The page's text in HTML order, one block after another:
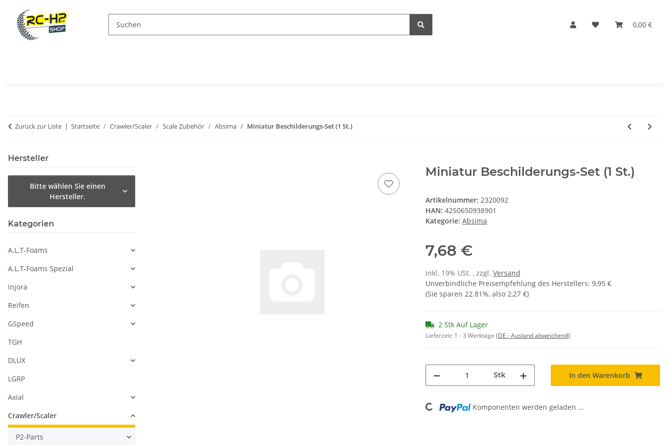
0,00 €
Zurück zur Liste Startseite Crawler/Scaler Scale Zubehör Absima Miniatur Beschilderungs-Set (1 St.)
Miniatur Beschilderungs-Set (1 St.)
Artikelnummer: 2320092
HAN: 4250650938901
Kategorie: Absima
7,68 €
inkl. 19% USt. , zzgl. Versand
Unverbindliche Preisempfehlung des Herstellers: 9,95 €
(Sie sparen 22.81%, also 2,27 €)
2 Stk Auf Lager
Lieferzeit: 1 - 3 Werktage (DE - Ausland abweichend)
Stk In den Warenkorb
Loading... Komponenten werden geladen ...
Hersteller
Bitte wählen Sie einen
Hersteller.
Kategorien
A.L.T-Foams
A.L.T-Foams Spezial
Injora
Reifen
GSpeed
TGH
DLUX
LGRP
Axial
Crawler/Scaler
P2-Parts